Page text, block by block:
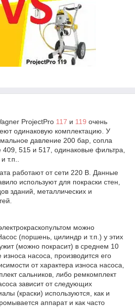
ProjectPro 117 и 119 очень
одинаковую комплектацию. У
давление 200 бар, сопла
409, 515 и 517, одинаковые фильтра,
т.п..
работают от сети 220 В. Данные
используют для покраски стен,
зданий, металлических и
можно
(поршень, цилиндр и т.п.) у этих
(можно покрасит) в среднем 10
насоса, производится его
от характера износа насоса,
сальников, либо ремкомплект
зависит от следующих
(краски) используются, как и
аппарат и как часто